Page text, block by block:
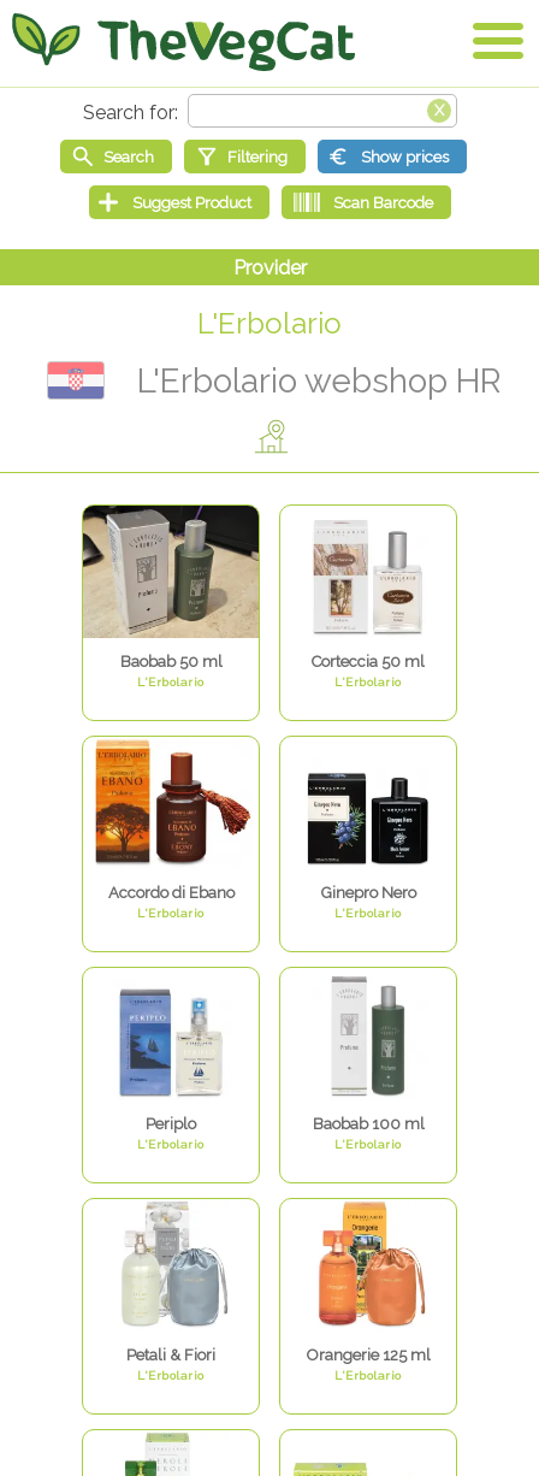
L'Erbolario
L'Erbolario webshop HR
Baobab 50 ml
L'Erbolario
Corteccia 50 ml
L'Erbolario
Accordo di Ebano
L'Erbolario
Ginepro Nero
L'Erbolario
Periplo
L'Erbolario
Baobab 100 ml
L'Erbolario
Petali & Fiori
L'Erbolario
Orangerie 125 ml
L'Erbolario